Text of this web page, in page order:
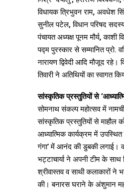
विधायक त्रिभुवन राम, अवधेश
सुनील पटेल, विधान परिषद
पंचायत अध्यक्ष पूनम मौर्य, काशी
पद्म पुरस्कार से सम्मानित प्रो.
नारायण द्विवेदी आदि मौजूद रहे।
तिवारी ने अतिथियों का स्वागत
सांस्कृतिक प्रस्तुतियों से
सोमनाथ संकल्प महोत्सव में
सांस्कृतिक प्रस्तुतियों से माहौल
आध्यात्मिक कार्यक्रम में
गंगा’ में आनंद की डुबकी लगाई।
भट्टाचार्या ने अपनी टीम के साथ
श्रीवास्तव व साथी कलाकारों ने
की। बनारस घराने के अंशुमान